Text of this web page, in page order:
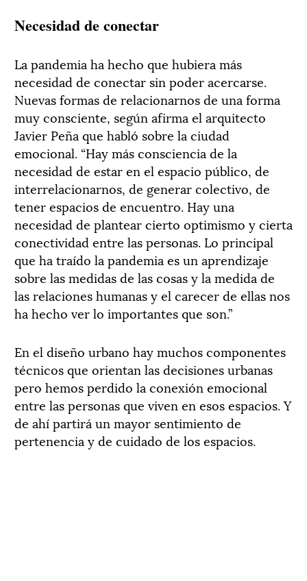
Necesidad de conectar
La pandemia ha hecho que hubiera más
necesidad de conectar sin poder acercarse.
Nuevas formas de relacionarnos de una forma
muy consciente, según afirma el arquitecto
Javier Peña que habló sobre la ciudad
emocional. “Hay más consciencia de la
necesidad de estar en el espacio público, de
interrelacionarnos, de generar colectivo, de
tener espacios de encuentro. Hay una
necesidad de plantear cierto optimismo y cierta
conectividad entre las personas. Lo principal
que ha traído la pandemia es un aprendizaje
sobre las medidas de las cosas y la medida de
las relaciones humanas y el carecer de ellas nos
ha hecho ver lo importantes que son.”
En el diseño urbano hay muchos componentes
técnicos que orientan las decisiones urbanas
pero hemos perdido la conexión emocional
entre las personas que viven en esos espacios. Y
de ahí partirá un mayor sentimiento de
pertenencia y de cuidado de los espacios.